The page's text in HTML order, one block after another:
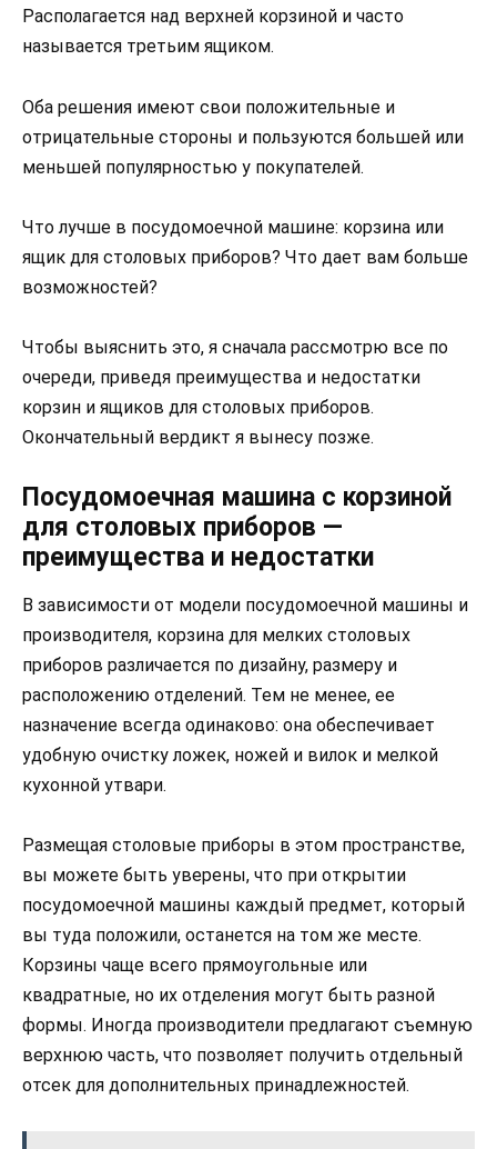
Располагается над верхней корзиной и часто
называется третьим ящиком.
Оба решения имеют свои положительные и
отрицательные стороны и пользуются большей или
меньшей популярностью у покупателей.
Что лучше в посудомоечной машине: корзина или
ящик для столовых приборов? Что дает вам больше
возможностей?
Чтобы выяснить это, я сначала рассмотрю все по
очереди, приведя преимущества и недостатки
корзин и ящиков для столовых приборов.
Окончательный вердикт я вынесу позже.
Посудомоечная машина с корзиной
для столовых приборов —
преимущества и недостатки
В зависимости от модели посудомоечной машины и
производителя, корзина для мелких столовых
приборов различается по дизайну, размеру и
расположению отделений. Тем не менее, ее
назначение всегда одинаково: она обеспечивает
удобную очистку ложек, ножей и вилок и мелкой
кухонной утвари.
Размещая столовые приборы в этом пространстве,
вы можете быть уверены, что при открытии
посудомоечной машины каждый предмет, который
вы туда положили, останется на том же месте.
Корзины чаще всего прямоугольные или
квадратные, но их отделения могут быть разной
формы. Иногда производители предлагают съемную
верхнюю часть, что позволяет получить отдельный
отсек для дополнительных принадлежностей.